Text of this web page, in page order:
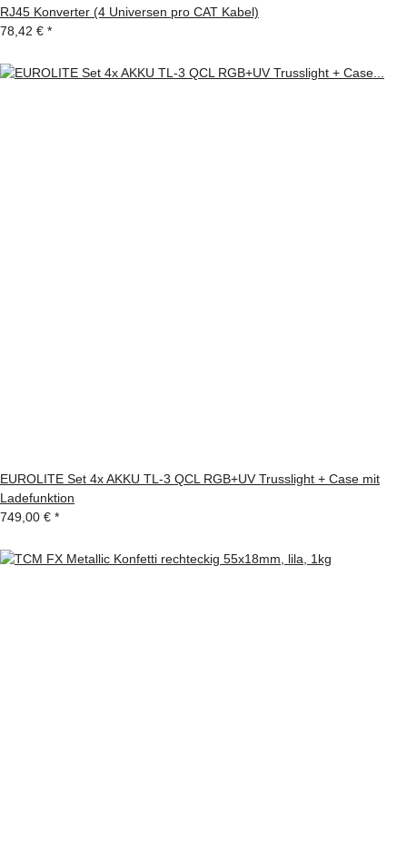
RJ45 Konverter (4 Universen pro CAT Kabel)
78,42 € *
EUROLITE Set 4x AKKU TL-3 QCL RGB+UV Trusslight + Case mit
Ladefunktion
749,00 € *